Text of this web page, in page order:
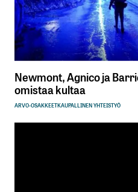
Newmont, Agnico ja
omistaa kultaa
ARVO-OSAKKEETKAUPALLINEN YHTEISTYÖ